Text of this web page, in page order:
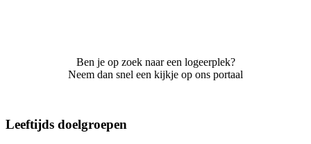
Ben je op zoek naar een logeerplek?
Neem dan snel een kijkje op ons portaal
Leeftijds doelgroepen